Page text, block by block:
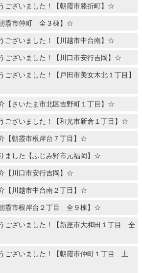
ございました！【朝霞市膝折町】☆
霞市仲町 全３棟】☆
ございました！【川越市中台南】☆
ございました！【川口市安行吉岡】☆
ざいました！【戸田市美女木北１丁目】
【さいたま市北区吉野町１丁目】☆
ございました！【和光市新倉１丁目】☆
【朝霞市根岸台７丁目】☆
ました【ふじみ野市元福岡】☆
【川口市安行吉岡】☆
【川越市中台南２丁目】☆
霞市根岸台２丁目 全９棟】☆
ございました！【新座市大和田１丁目 全
ございました！【朝霞市仲町１丁目 土